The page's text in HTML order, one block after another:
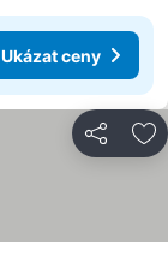
Ukázat ceny
Sdílet